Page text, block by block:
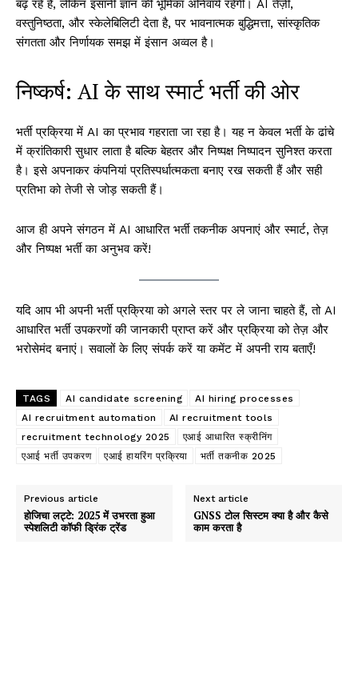
बढ़ रहे हैं, लेकिन इंसानी ज्ञान की भूमिका अनिवार्य रहेगी। AI तेज़ी,
वस्तुनिष्ठता, और स्केलेबिलिटी देता है, पर भावनात्मक बुद्धिमत्ता, सांस्कृतिक
संगतता और निर्णायक समझ में इंसान अव्वल है।
निष्कर्ष: AI के साथ स्मार्ट भर्ती की ओर
भर्ती प्रक्रिया में AI का प्रभाव गहराता जा रहा है। यह न केवल भर्ती के ढांचे
में क्रांतिकारी सुधार लाता है बल्कि बेहतर और निष्पक्ष निष्पादन सुनिश्त करता
है। इसे अपनाकर कंपनियां प्रतिस्पर्धात्मकता बनाए रख सकती हैं और सही
प्रतिभा को तेजी से जोड़ सकती हैं।
आज ही अपने संगठन में AI आधारित भर्ती तकनीक अपनाएं और स्मार्ट, तेज़
और निष्पक्ष भर्ती का अनुभव करें!
यदि आप भी अपनी भर्ती प्रक्रिया को अगले स्तर पर ले जाना चाहते हैं, तो AI
आधारित भर्ती उपकरणों की जानकारी प्राप्त करें और प्रक्रिया को तेज़ और
भरोसेमंद बनाएं। सवालों के लिए संपर्क करें या कमेंट में अपनी राय बताएँ!
TAGS AI candidate screening
AI hiring processes
AI recruitment automation
AI recruitment tools
recruitment technology 2025
एआई आधारित स्क्रीनिंग
एआई भर्ती उपकरण
एआई हायरिंग प्रक्रिया भर्ती तकनीक 2025
Previous article
होजिचा लट्टे: 2025 में उभरता हुआ
स्पेशलिटी कॉफी ड्रिंक ट्रेंड
Next article
GNSS टोल सिस्टम क्या है और कैसे
काम करता है